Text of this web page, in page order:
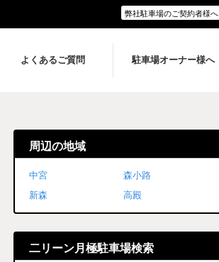
弊社駐車場のご契約者様へ
よくあるご質問 駐車場オーナー様へ
周辺の地域
中宮
森小路
新森
高殿
二リーン月極駐車場検索